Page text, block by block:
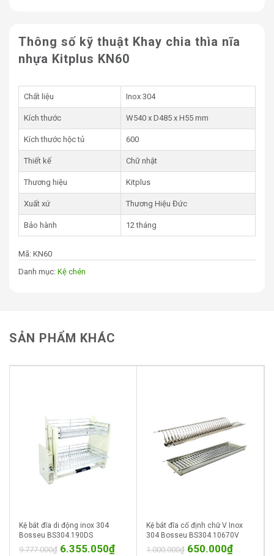
Thông số kỹ thuật Khay chia thìa nĩa
nhựa Kitplus KN60
Chất liệu Inox 304
Kích thước W540 x D485 x H55 mm
Kích thước hộc tủ 600
Thiết kế Chữ nhật
Thương hiệu Kitplus
Xuất xứ Thương Hiệu Đức
Bảo hành 12 tháng
Mã: KN60
Danh mục: Kệ chén
SẢN PHẨM KHÁC
Kệ bát đĩa di động inox 304
Bosseu BS304.190DS
9.777.000₫ 6.355.050₫
Kệ bát đĩa cố định chữ V Inox
304 Bosseu BS304.10670V
1.000.000₫ 650.000₫